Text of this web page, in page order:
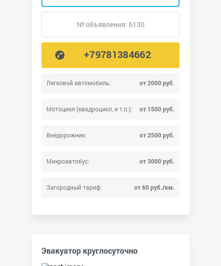
Легковой автомобиль: от 2000 руб.
Мотоцикл (квадроцикл, и т.п.): от 1500 руб.
Внедорожник: от 2500 руб.
Микроавтобус: от 3000 руб.
Загородный тариф: от 60 руб./км.
№ объявления: 6130
+79781384662
Эвакуатор круглосуточно